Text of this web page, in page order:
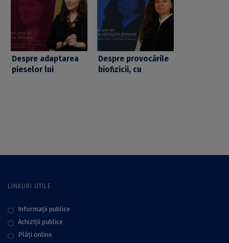
Harvard Medical
School, invitatul
invitata unei noi
ediții a seriei
„microSCOP:
cercetător UB la
microfon”
Despre adaptarea
pieselor lui
cercetător UB la
Despre provocările
biofizicii, cu
microfon”
LINKURI UTILE
Informații publice
Achiziții publice
Plăţi online